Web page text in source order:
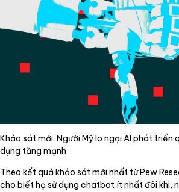
Khảo sát mới: Người Mỹ lo ngại AI phát triển
dụng tăng mạnh
Theo kết quả khảo sát mới nhất từ Pew
cho biết họ sử dụng chatbot ít nhất đôi khi,